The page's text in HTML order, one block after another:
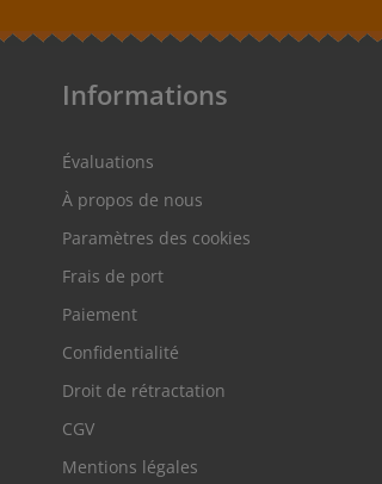
Informations
Évaluations
À propos de nous
Paramètres des cookies
Frais de port
Paiement
Confidentialité
Droit de rétractation
CGV
Mentions légales